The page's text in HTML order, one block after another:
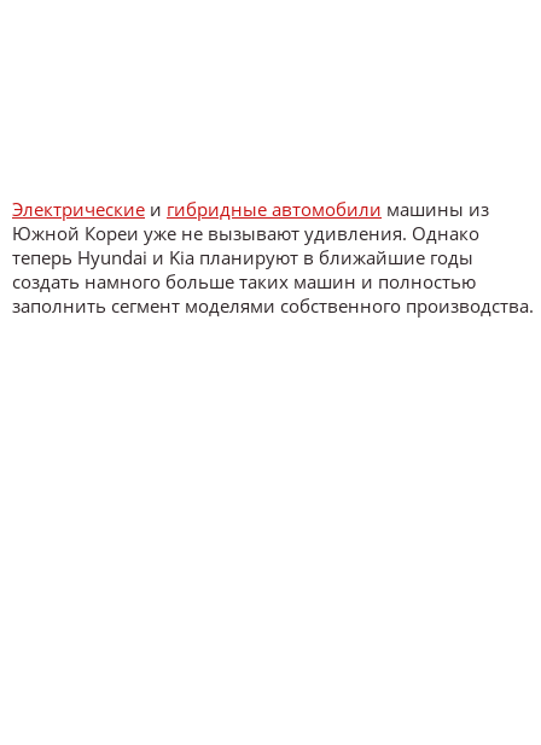
Электрические и гибридные автомобили машины из
Южной Кореи уже не вызывают удивления. Однако
теперь Hyundai и Kia планируют в ближайшие годы
создать намного больше таких машин и полностью
заполнить сегмент моделями собственного производства.